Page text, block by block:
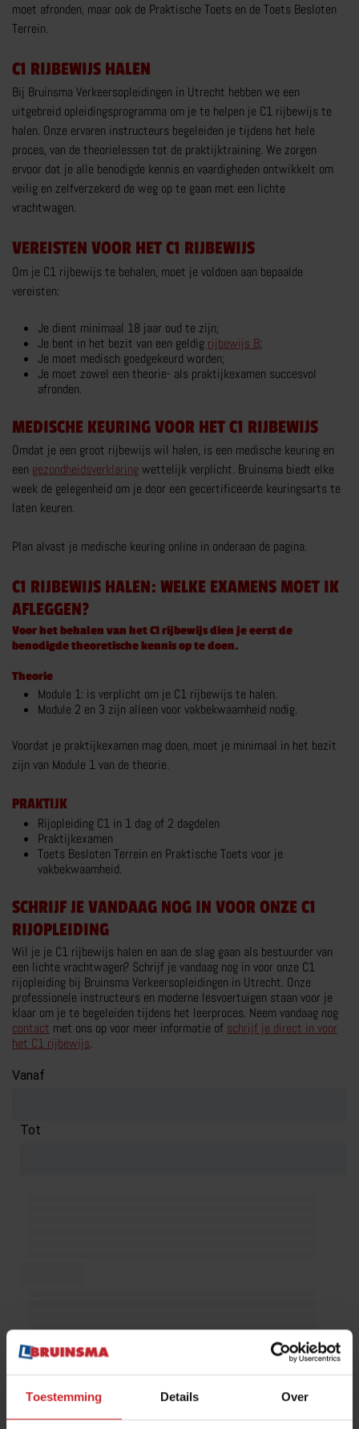
Toestemming Details Over
moet afronden, maar ook de Praktische Toets en de Toets Besloten
Terrein.
C1 RIJBEWIJS HALEN
Bij Bruinsma Verkeersopleidingen in Utrecht hebben we een
uitgebreid opleidingsprogramma om je te helpen je C1 rijbewijs te
halen. Onze ervaren instructeurs begeleiden je tijdens het hele
proces, van de theorielessen tot de praktijktraining. We zorgen
ervoor dat je alle benodigde kennis en vaardigheden ontwikkelt om
veilig en zelfverzekerd de weg op te gaan met een lichte
vrachtwagen.
VEREISTEN VOOR HET C1 RIJBEWIJS
Om je C1 rijbewijs te behalen, moet je voldoen aan bepaalde
vereisten:
Je dient minimaal 18 jaar oud te zijn;
Je bent in het bezit van een geldig rijbewijs B;
Je moet medisch goedgekeurd worden;
Je moet zowel een theorie- als praktijkexamen succesvol
afronden.
MEDISCHE KEURING VOOR HET C1 RIJBEWIJS
Omdat je een groot rijbewijs wil halen, is een medische keuring en
een gezondheidsverklaringwettelijk verplicht. Bruinsma biedt elke
week de gelegenheid om je door een gecertificeerde keuringsarts te
laten keuren.
Plan alvast je medische keuring online in onderaan de pagina.
C1 RIJBEWIJS HALEN: WELKE EXAMENS MOET IK
AFLEGGEN?
Voor het behalen van het C1 rijbewijs dien je eerst de
benodigde theoretische kennis op te doen.
Theorie
Module 1: is verplicht om je C1 rijbewijs te halen.
Module 2 en 3 zijn alleen voor vakbekwaamheid nodig.
Voordat je praktijkexamen mag doen, moet je minimaal in het bezit
zijn van Module 1 van de theorie.
PRAKTIJK
Rijopleiding C1 in 1 dag of 2 dagdelen
Praktijkexamen
Toets Besloten Terrein en Praktische Toets voor je
vakbekwaamheid.
SCHRIJF JE VANDAAG NOG IN VOOR ONZE C1
RIJOPLEIDING
Wil je je C1 rijbewijs halen en aan de slag gaan als bestuurder van
een lichte vrachtwagen? Schrijf je vandaag nog in voor onze C1
rijopleiding bij Bruinsma Verkeersopleidingen in Utrecht. Onze
professionele instructeurs en moderne lesvoertuigen staan voor je
klaar om je te begeleiden tijdens het leerproces. Neem vandaag nog
contact met ons op voor meer informatie of schrijf je direct in voor
het C1 rijbewijs.
Vanaf
Tot
MEER RIJTRAININGEN
MOTORRIJBEWIJS
TRY THE BIKE
VOERTUIGBEHEERSING
VERKEERSDEELNEMING
MEER OVER MOTORRIJBEWIJS
CAMPER RIJBEWIJS
RIJVAARDIGHEIDSTRAINING
CAMPERRIJBEWIJS NKC
MEER OVER CAMPER RIJBEWIJS
TRANSPORT RIJBEWIJS
TRANSPORTOPLEIDINGEN
CHAUFFEUR WORDEN
C1 BEROEPSMATIG
WERKEN BIJ BRUINSMA
OVER BRUINSMA
BRUINSMA RIJOPLEIDINGEN
REVIEWS
ZOEKEN
CONTACT
CONTACT